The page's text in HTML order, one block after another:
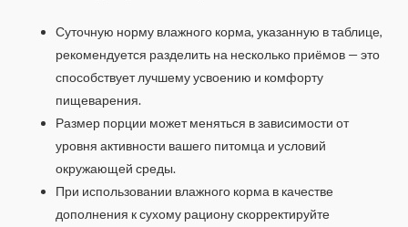
Суточную норму влажного корма, указанную в таблице,
рекомендуется разделить на несколько приёмов — это
способствует лучшему усвоению и комфорту
пищеварения.
Размер порции может меняться в зависимости от
уровня активности вашего питомца и условий
окружающей среды.
При использовании влажного корма в качестве
дополнения к сухому рациону скорректируйте